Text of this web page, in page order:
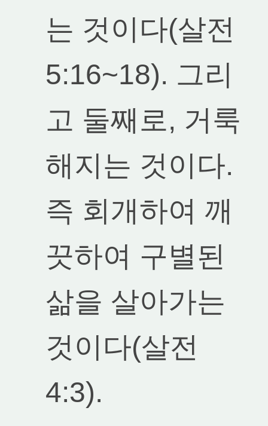
는 것이다(살전
5:16~18). 그리
고 둘째로, 거룩
해지는 것이다.
즉 회개하여 깨
끗하여 구별된
삶을 살아가는
것이다(살전
4:3).